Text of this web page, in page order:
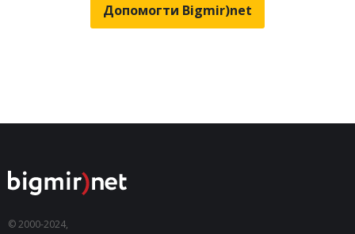
Допомогти Bigmir)net
© 2000-2024,